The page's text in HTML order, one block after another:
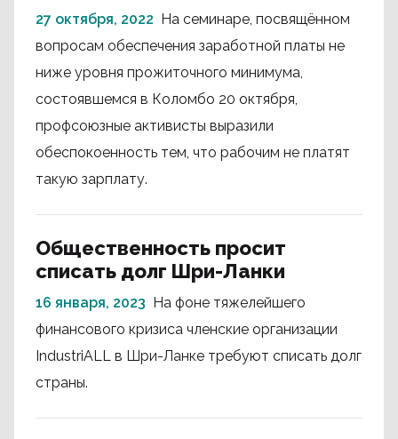
27 октября, 2022 На семинаре, посвящённом
вопросам обеспечения заработной платы не
ниже уровня прожиточного минимума,
состоявшемся в Коломбо 20 октября,
профсоюзные активисты выразили
обеспокоенность тем, что рабочим не платят
такую зарплату.
Общественность просит
списать долг Шри-Ланки
16 января, 2023 На фоне тяжелейшего
финансового кризиса членские организации
IndustriALL в Шри-Ланке требуют списать долг
страны.